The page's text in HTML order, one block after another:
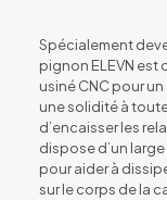
Spécialement
pignon ELEVN est
usiné CNC pour
une solidité à
d’encaisser les
dispose d’un
pour aider à
sur le corps de la